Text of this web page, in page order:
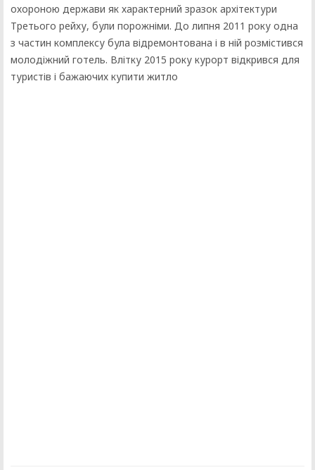
охороною держави як характерний зразок архітектури
Третього рейху, були порожніми. До липня 2011 року одна
з частин комплексу була відремонтована і в ній розмістився
молодіжний готель. Влітку 2015 року курорт відкрився для
туристів і бажаючих купити житло